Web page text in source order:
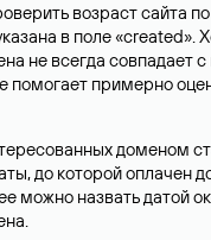
возраст сайта
в поле «created».
не всегда совпадает
помогает примерно
доменом
до которой оплачен
можно назвать датой